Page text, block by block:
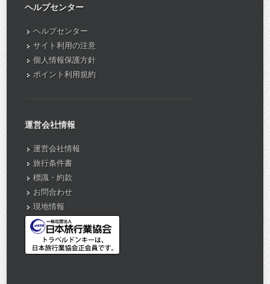
ヘルプセンター
ヘルプセンター
サイト利用の注意
個人情報保護方針
ポイント利用規約
運営会社情報
運営会社情報
旅行条件書
標識・約款
お問合わせ
現地情報